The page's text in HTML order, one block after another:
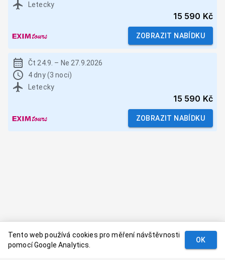
Letecky
15 590 Kč
ZOBRAZIT NABÍDKU
Čt 24.9. – Ne 27.9.2026
4 dny (3 noci)
Letecky
15 590 Kč
ZOBRAZIT NABÍDKU
Tento web používá cookies pro měření návštěvnosti
pomocí Google Analytics.
OK